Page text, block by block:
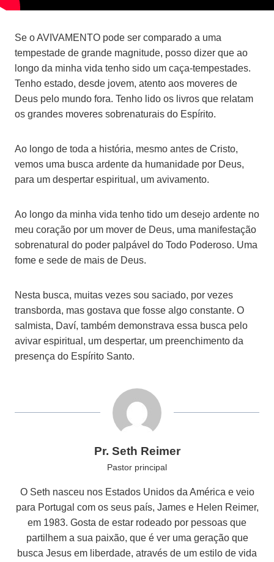
Se o AVIVAMENTO pode ser comparado a uma
tempestade de grande magnitude, posso dizer que ao
longo da minha vida tenho sido um caça-tempestades.
Tenho estado, desde jovem, atento aos moveres de
Deus pelo mundo fora. Tenho lido os livros que relatam
os grandes moveres sobrenaturais do Espírito.
Ao longo de toda a história, mesmo antes de Cristo,
vemos uma busca ardente da humanidade por Deus,
para um despertar espiritual, um avivamento.
Ao longo da minha vida tenho tido um desejo ardente no
meu coração por um mover de Deus, uma manifestação
sobrenatural do poder palpável do Todo Poderoso. Uma
fome e sede de mais de Deus.
Nesta busca, muitas vezes sou saciado, por vezes
transborda, mas gostava que fosse algo constante. O
salmista, Daví, também demonstrava essa busca pelo
avivar espiritual, um despertar, um preenchimento da
presença do Espírito Santo.
Pr. Seth Reimer
Pastor principal
O Seth nasceu nos Estados Unidos da América e veio
para Portugal com os seus país, James e Helen Reimer,
em 1983. Gosta de estar rodeado por pessoas que
partilhem a sua paixão, que é ver uma geração que
busca Jesus em liberdade, através de um estilo de vida